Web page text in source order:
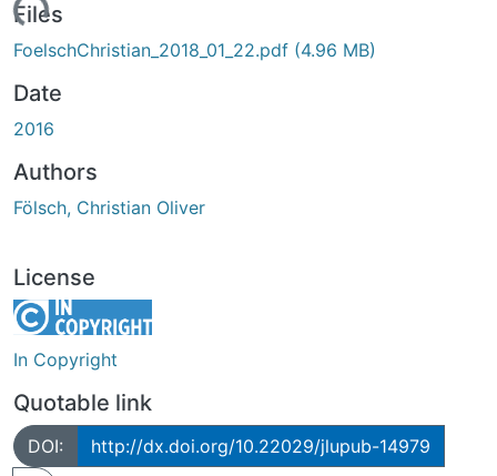
Files
FoelschChristian_2018_01_22.pdf (4.96 MB)
Date
2016
Authors
Fölsch, Christian Oliver
License
In Copyright
Quotable link
DOI: http://dx.doi.org/10.22029/jlupub-14979